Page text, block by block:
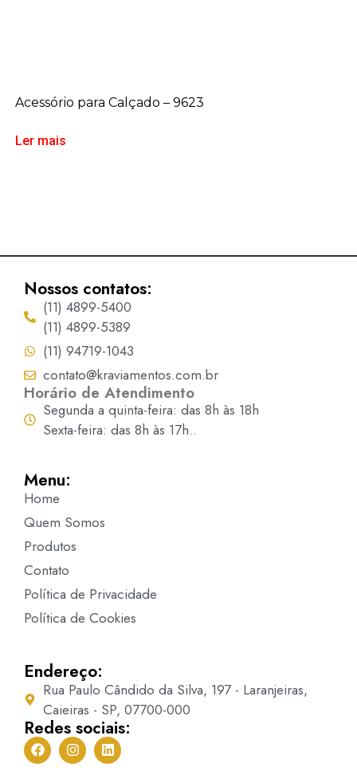
Acessório para Calçado – 9623
Ler mais
Nossos contatos:
(11) 4899-5400
(11) 4899-5389
(11) 94719-1043
contato@kraviamentos.com.br
Horário de Atendimento
Segunda a quinta-feira: das 8h às 18h
Sexta-feira: das 8h às 17h..
Menu:
Home
Quem Somos
Produtos
Contato
Política de Privacidade
Política de Cookies
Endereço:
Rua Paulo Cândido da Silva, 197 - Laranjeiras,
Caieiras - SP, 07700-000
Redes sociais: